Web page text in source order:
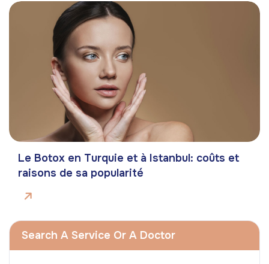
Le Botox en Turquie et à Istanbul: coûts et
raisons de sa popularité
Search A Service Or A Doctor